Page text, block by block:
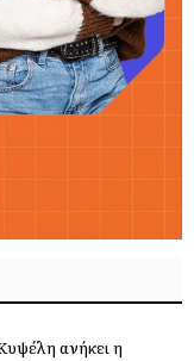
ανήκει η